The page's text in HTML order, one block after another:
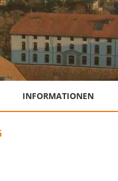
INFORMATIONEN